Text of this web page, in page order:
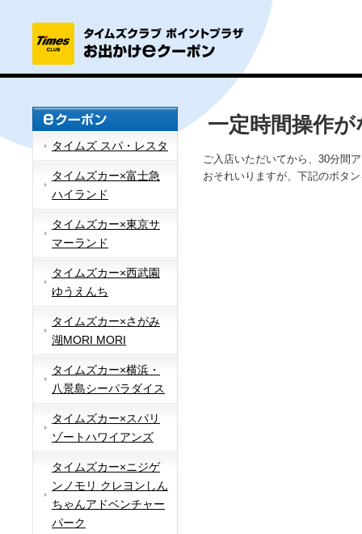
タイムズ スパ・レスタ
タイムズカー×富士急
ハイランド
タイムズカー×東京サ
マーランド
タイムズカー×西武園
ゆうえんち
タイムズカー×さがみ
湖MORI MORI
タイムズカー×横浜・
八景島シーパラダイス
タイムズカー×スパリ
ゾートハワイアンズ
タイムズカー×ニジゲ
ンノモリ クレヨンしん
ちゃんアドベンチャー
パーク
一定時間操作
ご入店いただいてから、30分間
おそれいりますが、下記のボタ